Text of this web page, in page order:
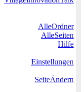
AlleOrdner
AlleSeiten
Hilfe
Einstellungen
SeiteÄndern